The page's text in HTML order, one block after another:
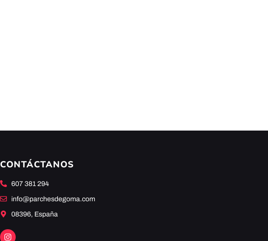
CONTÁCTANOS
607 381 294
info@parchesdegoma.com
08396, España